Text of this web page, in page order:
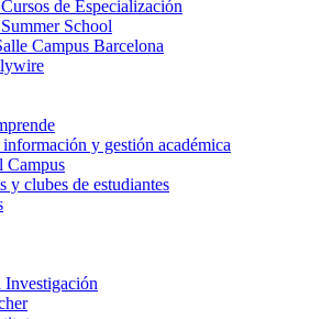
de Especialización
School
Campus Barcelona
y gestión académica
Campus
y clubes de estudiantes